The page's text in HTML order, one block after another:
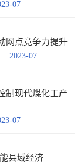
07
网点竞争力提升
2023-07
制现代煤化工产
07
县域经济